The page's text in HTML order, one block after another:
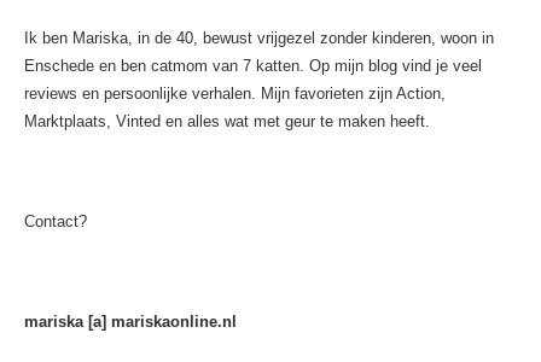
Ik ben Mariska, in de 40, bewust vrijgezel zonder kinderen, woon in
Enschede en ben catmom van 7 katten. Op mijn blog vind je veel
reviews en persoonlijke verhalen. Mijn favorieten zijn Action,
Marktplaats, Vinted en alles wat met geur te maken heeft.
Contact?
mariska [a] mariskaonline.nl